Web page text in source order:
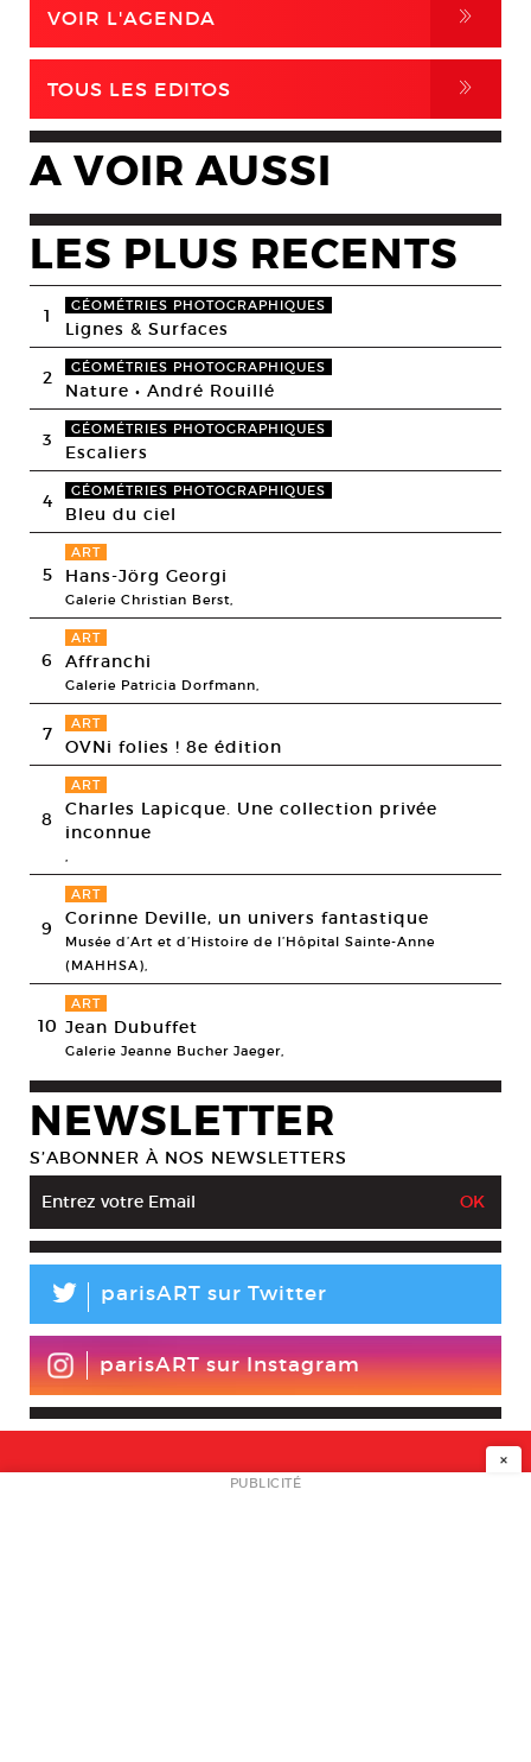
VOIR L'AGENDA ,
TOUS LES EDITOS ,
A VOIR AUSSI
LES PLUS RECENTS
1 GÉOMÉTRIES PHOTOGRAPHIQUES
Lignes & Surfaces
2 GÉOMÉTRIES PHOTOGRAPHIQUES
Nature • André Rouillé
3 GÉOMÉTRIES PHOTOGRAPHIQUES
Escaliers
4 GÉOMÉTRIES PHOTOGRAPHIQUES
Bleu du ciel
5
ART
Hans-Jörg Georgi
Galerie Christian Berst,
6
ART
Affranchi
Galerie Patricia Dorfmann,
7 ART
OVNi folies ! 8e édition
8
ART
Charles Lapicque. Une collection privée
inconnue
,
9
ART
Corinne Deville, un univers fantastique
Musée d’Art et d’Histoire de l’Hôpital Sainte-Anne
(MAHHSA),
10
ART
Jean Dubuffet
Galerie Jeanne Bucher Jaeger,
NEWSLETTER
S’ABONNER À NOS NEWSLETTERS
L parisART sur Twitter
parisART sur Instagram
NEWSLETTER
×
PUBLICITÉ